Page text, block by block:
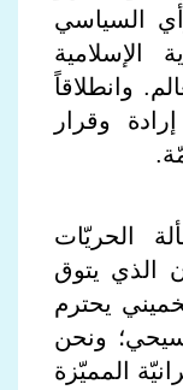
السياسي
الإسلامية
وانطلاقاً
وقرار
الحريّات
الذي يتوق
يحترم
ونحن
المميّزة